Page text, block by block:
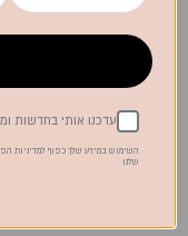
לא בטוחה
עדכנו אותי בחדשות
השימוש במידע שלך כפוף למדיניות
שלנו